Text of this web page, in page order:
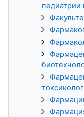
педиатрии